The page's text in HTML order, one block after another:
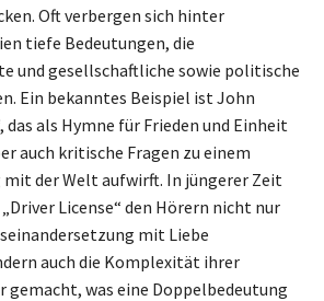
Oft verbergen sich hinter
tiefe Bedeutungen, die
und gesellschaftliche sowie politische
Ein bekanntes Beispiel ist John
das als Hymne für Frieden und Einheit
auch kritische Fragen zu einem
der Welt aufwirft. In jüngerer Zeit
License“ den Hörern nicht nur
mit Liebe
auch die Komplexität ihrer
was eine Doppelbedeutung